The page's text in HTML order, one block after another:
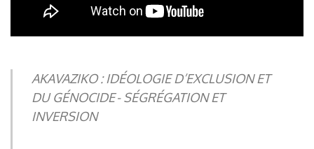
AKAVAZIKO : IDÉOLOGIE D’EXCLUSION ET
DU GÉNOCIDE - SÉGRÉGATION ET
INVERSION